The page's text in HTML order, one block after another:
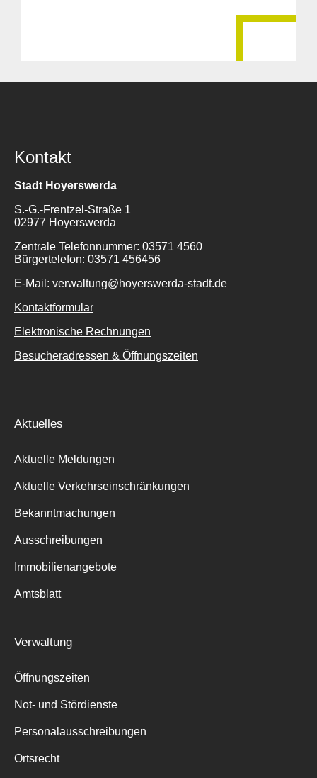
Kontakt
Stadt Hoyerswerda
S.-G.-Frentzel-Straße 1
02977 Hoyerswerda
Zentrale Telefonnummer: 03571 4560
Bürgertelefon: 03571 456456
E-Mail: verwaltung@hoyerswerda-stadt.de
Kontaktformular
Elektronische Rechnungen
Besucheradressen & Öffnungszeiten
Aktuelles
Aktuelle Meldungen
Aktuelle Verkehrseinschränkungen
Bekanntmachungen
Ausschreibungen
Immobilienangebote
Amtsblatt
Verwaltung
Öffnungszeiten
Not- und Stördienste
Personalausschreibungen
Ortsrecht